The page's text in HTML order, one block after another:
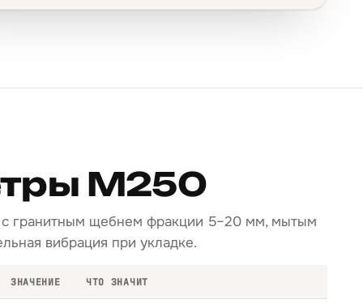
М250
с гранитным щебнем фракции 5–20 мм, мытым
вибрация при укладке.
ЗНАЧЕНИЕ ЧТО ЗНАЧИТ